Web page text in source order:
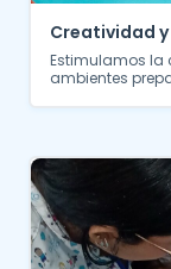
Creatividad y
Estimulamos la
ambientes